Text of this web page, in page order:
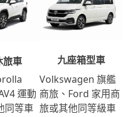
旅車
運動
同等車
九座箱型車
Volkswagen 旗艦
商旅、Ford 家用商
旅或其他同等級車